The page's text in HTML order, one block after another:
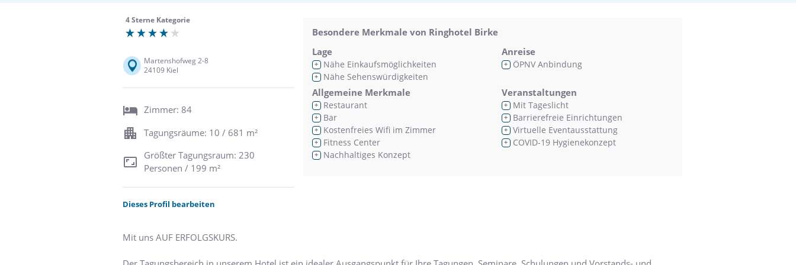
4 Sterne Kategorie
Martenshofweg 2-8
24109 Kiel
Zimmer: 84
Tagungsräume: 10 / 681 m²
Größter Tagungsraum: 230
Personen / 199 m²
Dieses Profil bearbeiten
Besondere Merkmale von Ringhotel Birke
Lage
+ Nähe Einkaufsmöglichkeiten
+ Nähe Sehenswürdigkeiten
Anreise
+ ÖPNV Anbindung
Allgemeine Merkmale
+ Restaurant
+ Bar
+ Kostenfreies Wifi im Zimmer
+ Fitness Center
+ Nachhaltiges Konzept
Veranstaltungen
+ Mit Tageslicht
+ Barrierefreie Einrichtungen
+ Virtuelle Eventausstattung
+ COVID-19 Hygienekonzept
Mit uns AUF ERFOLGSKURS.